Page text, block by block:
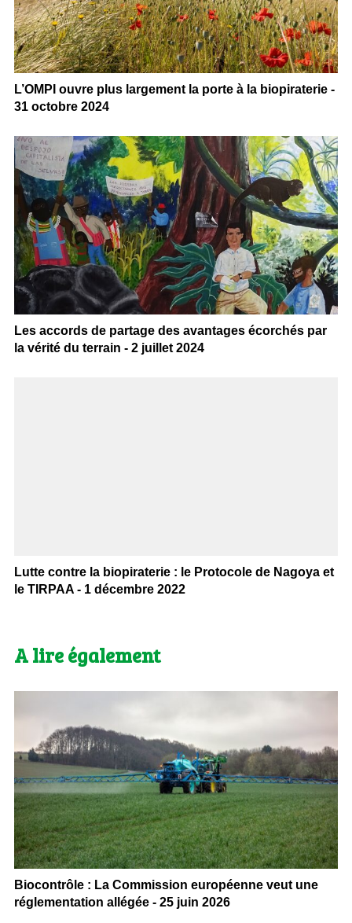
L’OMPI ouvre plus largement la porte à la biopiraterie -
31 octobre 2024
Les accords de partage des avantages écorchés par
la vérité du terrain - 2 juillet 2024
Lutte contre la biopiraterie : le Protocole de Nagoya et
le TIRPAA - 1 décembre 2022
A lire également
Biocontrôle : La Commission européenne veut une
réglementation allégée - 25 juin 2026